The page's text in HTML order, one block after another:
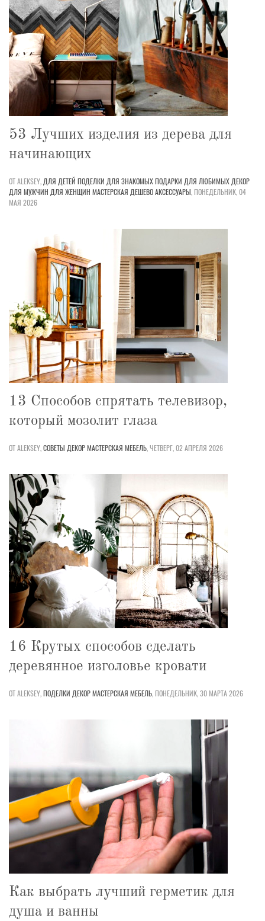
53 Лучших изделия из дерева для
начинающих
ОТ ALEKSEY, ДЛЯ ДЕТЕЙ ПОДЕЛКИ ДЛЯ ЗНАКОМЫХПОДАРКИ ДЛЯ ЛЮБИМЫХ ДЕКОР
ДЛЯ МУЖЧИН ДЛЯ ЖЕНЩИН МАСТЕРСКАЯ ДЕШЕВОАКСЕССУАРЫ,ПОНЕДЕЛЬНИК, 04
МАЯ 2026
13 Способов спрятать телевизор,
который мозолит глаза
ОТ ALEKSEY,СОВЕТЫ ДЕКОРМАСТЕРСКАЯ МЕБЕЛЬ,ЧЕТВЕРГ, 02 АПРЕЛЯ 2026
16 Крутых способов сделать
деревянное изголовье кровати
ОТ ALEKSEY,ПОДЕЛКИ ДЕКОРМАСТЕРСКАЯ МЕБЕЛЬ,ПОНЕДЕЛЬНИК, 30 МАРТА 2026
Как выбрать лучший герметик для
душа и ванны